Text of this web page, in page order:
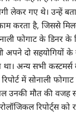
लेकर गए थे। उन्हें
करता है, जिससे
फोगाट के डिनर के
अपने दो सहयोगियों
था। अन्य सभी कस्टमर्स
रिपोर्ट में सोनाली
उनकी मौत की वजह
रिपोर्ट्स को